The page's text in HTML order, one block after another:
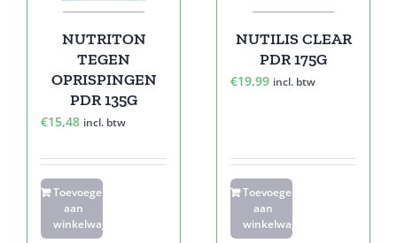
NUTRITON
TEGEN
OPRISPINGEN
PDR 135G
€15,48 incl. btw
Toevoegen
aan
winkelwagen
NUTILIS CLEAR
PDR 175G
€19,99 incl. btw
Toevoegen
aan
winkelwagen